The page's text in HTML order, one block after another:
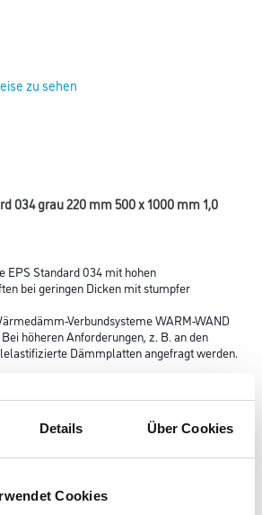
Details Über Cookies
Cookies
zu sehen
034 grau 220 mm 500 x 1000 mm 1,0
EPS Standard 034 mit hohen
bei geringen Dicken mit stumpfer
Verbundsysteme WARM-WAND
höheren Anforderungen, z. B. an den
Dämmplatten angefragt werden.